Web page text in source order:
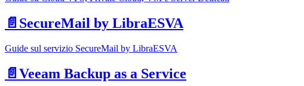
📄️ SecureMail by LibraESVA
Guide sul servizio SecureMail by LibraESVA
📄️ Veeam Backup as a Service